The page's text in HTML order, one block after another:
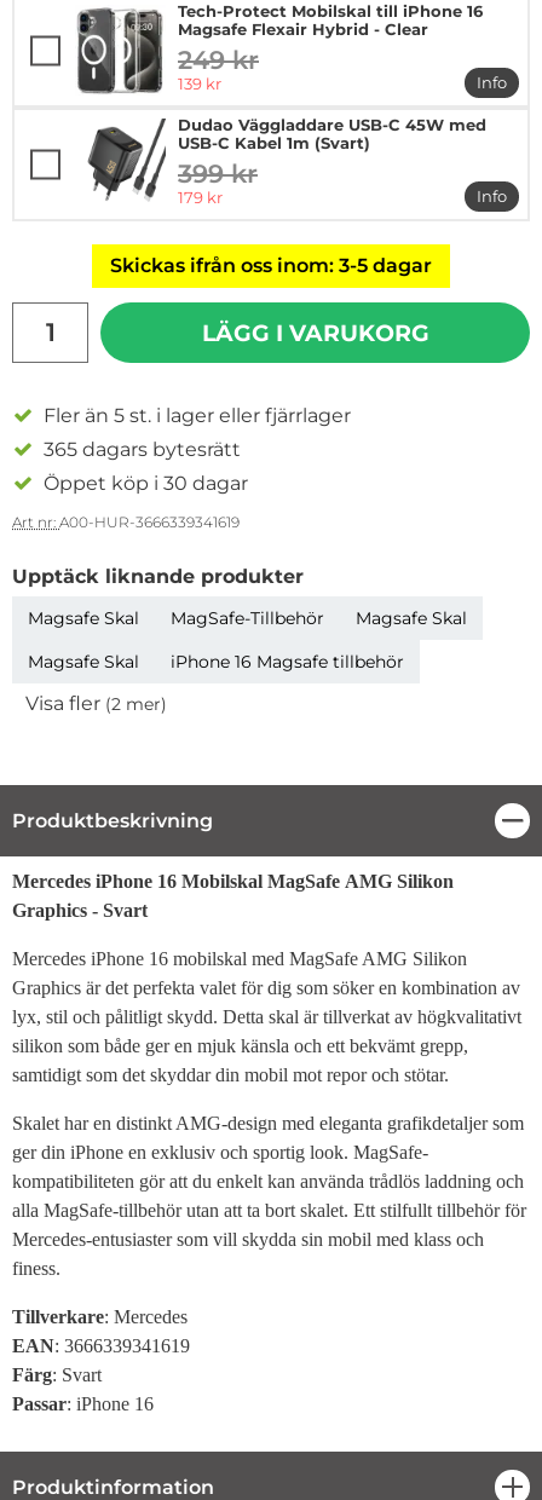
Tech-Protect Mobilskal till iPhone 16
Magsafe Flexair Hybrid - Clear
tidigare pris
249 kr
rea pris
139 kr
Info
mer
Dudao Väggladdare USB-C 45W med
USB-C Kabel 1m (Svart)
tidigare pris
399 kr
rea pris
179 kr
Info
mer
Skickas ifrån oss inom: 3-5 dagar
LÄGG I VARUKORG
Fler än 5 st. i lager eller fjärrlager
365 dagars bytesrätt
Öppet köp i 30 dagar
Art nr: A00-HUR-3666339341619
Upptäck liknande produkter
Magsafe Skal MagSafe-Tillbehör
Magsafe Skal
Magsafe Skal
iPhone 16 Magsafe tillbehör
Visa fler (2 mer)
Produktbeskrivning
Produktbeskrivning
Mercedes iPhone 16 Mobilskal MagSafe AMG Silikon
Graphics - Svart
Mercedes iPhone 16 mobilskal med MagSafe AMG Silikon
Graphics är det perfekta valet för dig som söker en kombination av
lyx, stil och pålitligt skydd. Detta skal är tillverkat av högkvalitativt
silikon som både ger en mjuk känsla och ett bekvämt grepp,
samtidigt som det skyddar din mobil mot repor och stötar.
Skalet har en distinkt AMG-design med eleganta grafikdetaljer som
ger din iPhone en exklusiv och sportig look. MagSafe-
kompatibiliteten gör att du enkelt kan använda trådlös laddning och
alla MagSafe-tillbehör utan att ta bort skalet. Ett stilfullt tillbehör för
Mercedes-entusiaster som vill skydda sin mobil med klass och
finess.
Tillverkare: Mercedes
EAN: 3666339341619
Färg: Svart
Passar: iPhone 16
Produktinformation